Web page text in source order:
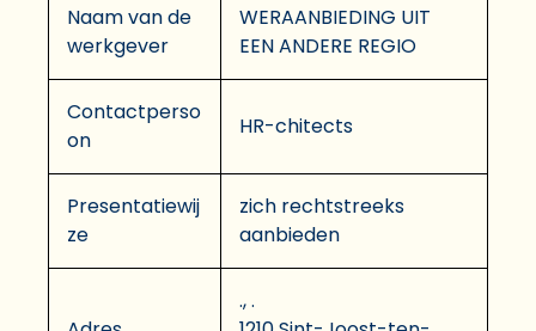
Naam van de
werkgever
WERAANBIEDING UIT
EEN ANDERE REGIO
Contactperso
on
HR-chitects
Presentatiewij
ze
zich rechtstreeks
aanbieden
., .